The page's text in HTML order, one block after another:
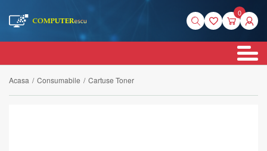
0
Acasa / Consumabile / Cartuse Toner